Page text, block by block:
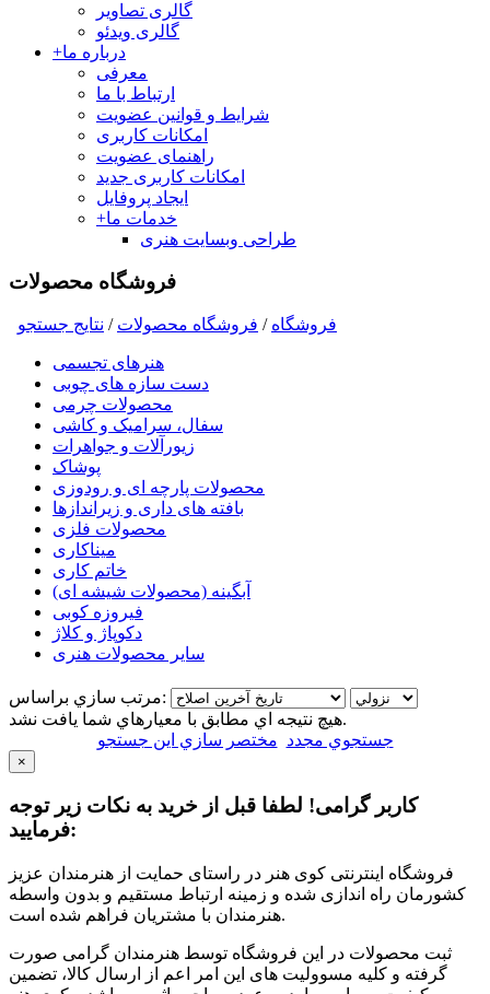
گالری تصاویر
گالری ویدئو
+درباره ما
معرفی
ارتباط با ما
شرایط و قوانین عضویت
امکانات کاربری
راهنمای عضویت
امکانات کاربری جدید
ایجاد پروفایل
+خدمات ما
طراحی وبسایت هنری
فروشگاه محصولات
فروشگاه / فروشگاه محصولات / نتايج جستجو
هنرهای تجسمی
دست سازه های چوبی
محصولات چرمی
سفال، سرامیک و کاشی
زیورآلات و جواهرات
پوشاک
محصولات پارچه ای و رودوزی
بافته های داری و زیراندازها
محصولات فلزی
میناکاری
خاتم کاری
آبگینه (محصولات شیشه ای)
فیروزه کوبی
دکوپاژ و کلاژ
سایر محصولات هنری
مرتب سازي براساس:
هيچ نتيجه اي مطابق با معيارهاي شما يافت نشد.
جستجوي مجدد مختصر سازي اين جستجو
×
کاربر گرامی! لطفا قبل از خرید به نکات زیر توجه
فرمایید:
فروشگاه اینترنتی کوی هنر در راستای حمایت از هنرمندان عزیز
کشورمان راه اندازی شده و زمینه ارتباط مستقیم و بدون واسطه
هنرمندان با مشتریان فراهم شده است.
ثبت محصولات در این فروشگاه توسط هنرمندان گرامی صورت
گرفته و کلیه مسوولیت های این امر اعم از ارسال کالا، تضمین